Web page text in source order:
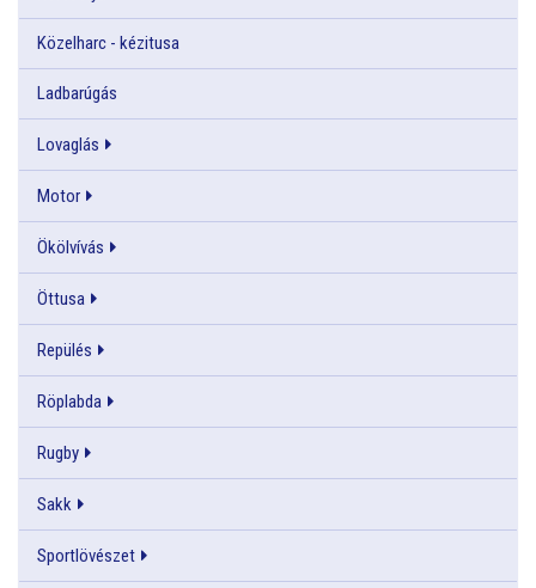
Közelharc - kézitusa
Ladbarúgás
Lovaglás
Motor
Ökölvívás
Öttusa
Repülés
Röplabda
Rugby
Sakk
Sportlövészet